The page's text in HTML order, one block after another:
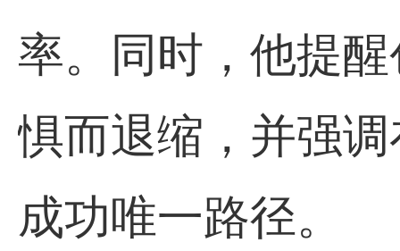
率。同时，他提
惧而退缩，并强
成功唯一路径。